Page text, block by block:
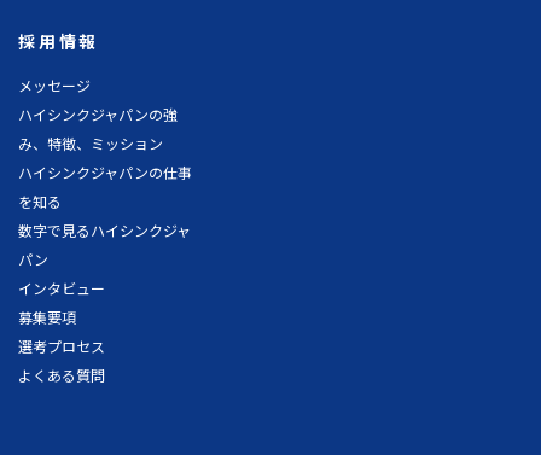
採用情報
メッセージ
ハイシンクジャパンの強
み、特徴、ミッション
ハイシンクジャパンの仕事
を知る
数字で見るハイシンクジャ
パン
インタビュー
募集要項
選考プロセス
よくある質問